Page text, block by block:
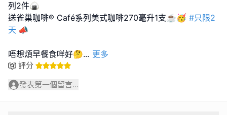
列2件🍙
送雀巢咖啡® Café系列美式咖啡270毫升1支☕️🥳 #只限2
天 📣
唔想煩早餐食咩好🤔... 更多
評分
發表第一個留言...